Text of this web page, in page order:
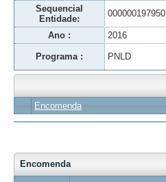
Sequencial
Entidade:
000000197950
Ano : 2016
Programa : PNLD
Encomenda
Encomenda